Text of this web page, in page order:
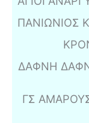
ΠΑΝΙΩΝΙΟΣ
ΔΑΦΝΗ
ΓΣ